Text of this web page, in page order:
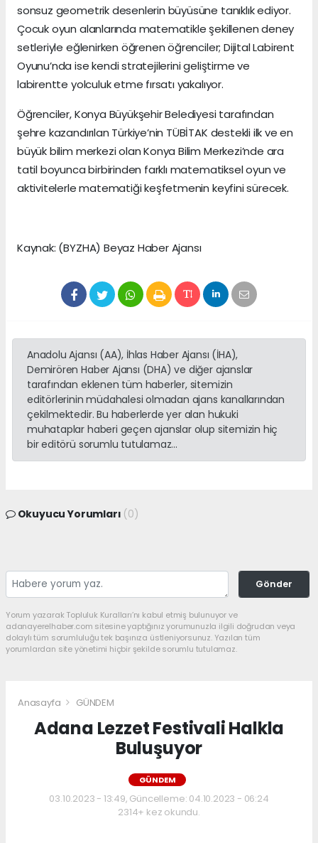
sonsuz geometrik desenlerin büyüsüne tanıklık ediyor.
Çocuk oyun alanlarında matematikle şekillenen deney
setleriyle eğlenirken öğrenen öğrenciler; Dijital Labirent
Oyunu’nda ise kendi stratejilerini geliştirme ve
labirentte yolculuk etme fırsatı yakalıyor.
Öğrenciler, Konya Büyükşehir Belediyesi tarafından
şehre kazandırılan Türkiye’nin TÜBİTAK destekli ilk ve en
büyük bilim merkezi olan Konya Bilim Merkezi’nde ara
tatil boyunca birbirinden farklı matematiksel oyun ve
aktivitelerle matematiği keşfetmenin keyfini sürecek.
Kaynak: (BYZHA) Beyaz Haber Ajansı
Anadolu Ajansı (AA), İhlas Haber Ajansı (İHA),
Demirören Haber Ajansı (DHA) ve diğer ajanslar
tarafından eklenen tüm haberler, sitemizin
editörlerinin müdahalesi olmadan ajans kanallarından
çekilmektedir. Bu haberlerde yer alan hukuki
muhataplar haberi geçen ajanslar olup sitemizin hiç
bir editörü sorumlu tutulamaz...
Okuyucu Yorumları (0)
Gönder
Yorum yazarak Topluluk Kuralları’nı kabul etmiş bulunuyor ve
adanayerelhaber.com sitesine yaptığınız yorumunuzla ilgili doğrudan veya
dolaylı tüm sorumluluğu tek başınıza üstleniyorsunuz. Yazılan tüm
yorumlardan site yönetimi hiçbir şekilde sorumlu tutulamaz.
Anasayfa GÜNDEM
Adana Lezzet Festivali Halkla
Buluşuyor
GÜNDEM
03.10.2023 - 13:49, Güncelleme: 04.10.2023 - 06:24
2314+ kez okundu.